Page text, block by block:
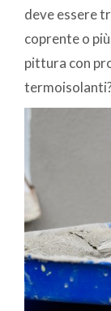
deve essere
coprente o
pittura con